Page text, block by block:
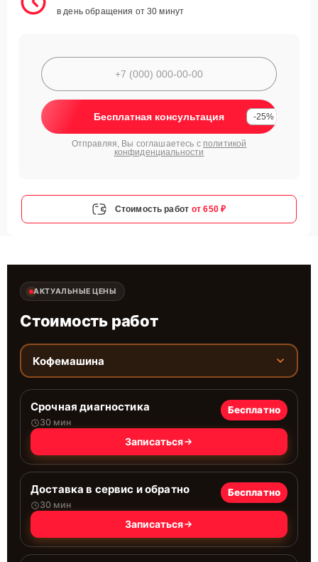
в день обращения от 30 минут
Бесплатная консультация -25%
Отправляя, Вы соглашаетесь с политикой
конфиденциальности
Стоимость работ от 650 ₽
АКТУАЛЬНЫЕ ЦЕНЫ
Стоимость работ
Кофемашина
Срочная диагностика
30 мин
Бесплатно
Записаться
Доставка в сервис и обратно
30 мин
Бесплатно
Записаться